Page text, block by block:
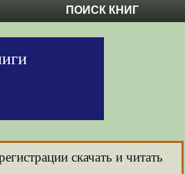
ПОИСК КНИГ
скачать и читать